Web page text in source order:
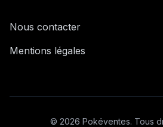
Nous contacter
Mentions légales
© 2026 Pokéventes. Tous